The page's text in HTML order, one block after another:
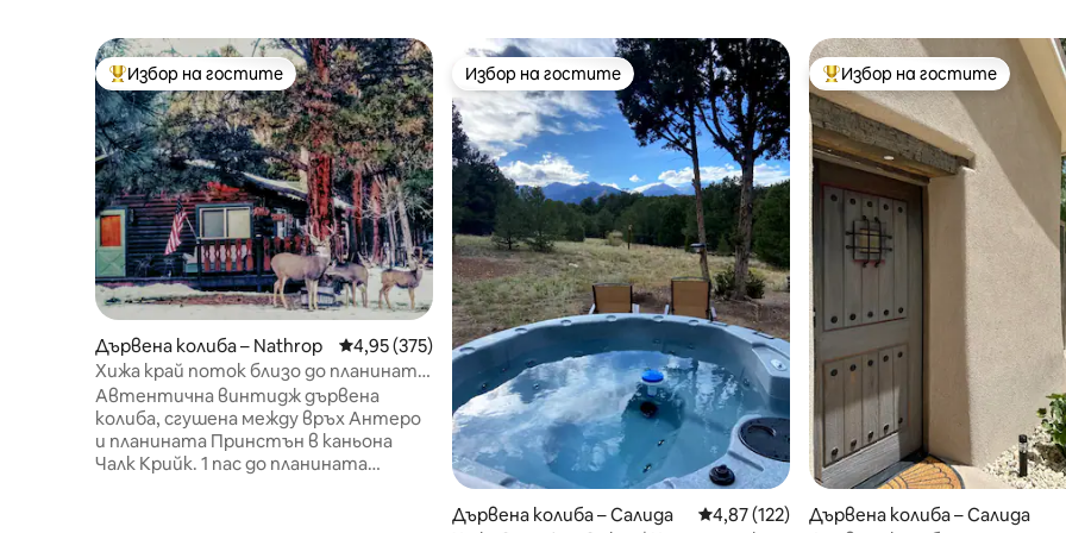
Най-популярен избор на гостите
Избор на гостите
Дървена колиба – Nathrop Средна оценка: 4,95 от 5, 375 отзива
4,95 (375)
Хижа край поток близо до планината
Принстън е сладко място!
Автентична винтидж дървена
колиба, сгушена между връх Антеро
и планината Принстън в каньона
Чалк Крийк. 1 пас до планината
Избор на гостите
Избор на гостите
Дървена колиба – Салида Средна оценка: 4,87 от 5, 122 отзива
4,87 (122)
Най-популярен избор на
Избор на гостите
Дървена колиба – Салида